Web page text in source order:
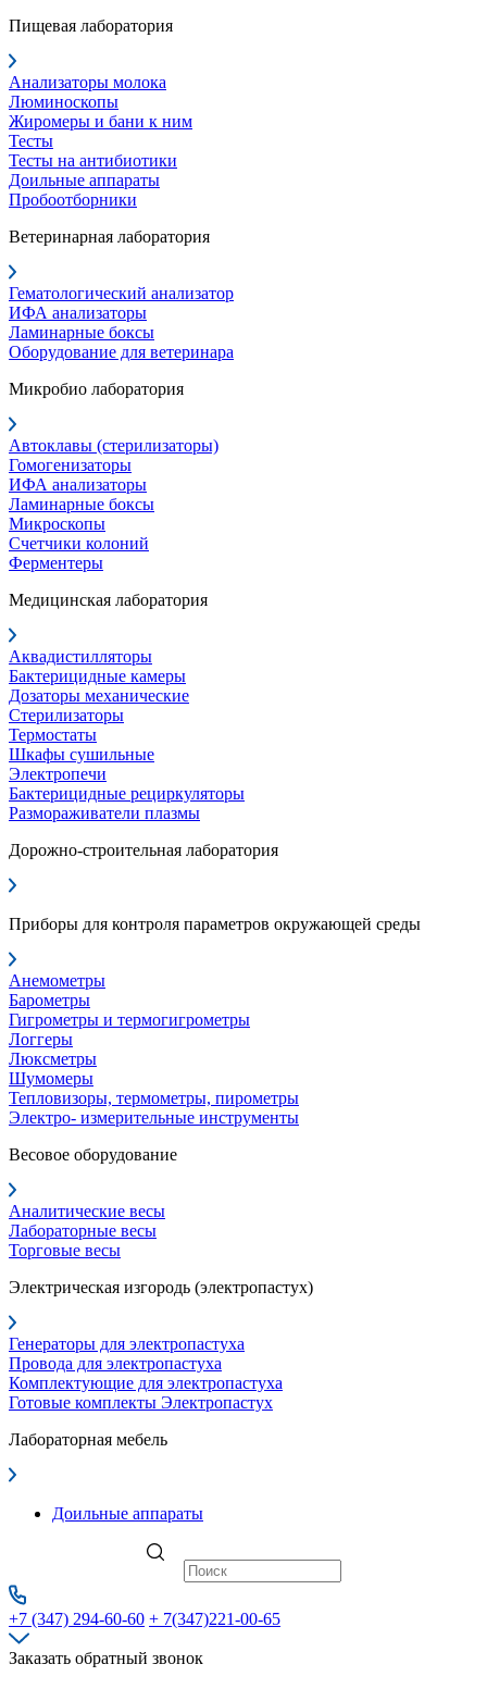
Пищевая лаборатория
Анализаторы молока
Люминоскопы
Жиромеры и бани к ним
Тесты
Тесты на антибиотики
Доильные аппараты
Пробоотборники
Ветеринарная лаборатория
Гематологический анализатор
ИФА анализаторы
Ламинарные боксы
Оборудование для ветеринара
Микробио лаборатория
Автоклавы (стерилизаторы)
Гомогенизаторы
ИФА анализаторы
Ламинарные боксы
Микроскопы
Счетчики колоний
Ферментеры
Медицинская лаборатория
Аквадистилляторы
Бактерицидные камеры
Дозаторы механические
Стерилизаторы
Термостаты
Шкафы сушильные
Электропечи
Бактерицидные рециркуляторы
Размораживатели плазмы
Дорожно-строительная лаборатория
Приборы для контроля параметров окружающей среды
Анемометры
Барометры
Гигрометры и термогигрометры
Логгеры
Люксметры
Шумомеры
Тепловизоры, термометры, пирометры
Электро- измерительные инструменты
Весовое оборудование
Аналитические весы
Лабораторные весы
Торговые весы
Электрическая изгородь (электропастух)
Генераторы для электропастуха
Провода для электропастуха
Комплектующие для электропастуха
Готовые комплекты Электропастух
Лабораторная мебель
Доильные аппараты
+7 (347) 294-60-60 + 7(347)221-00-65
Заказать обратный звонок